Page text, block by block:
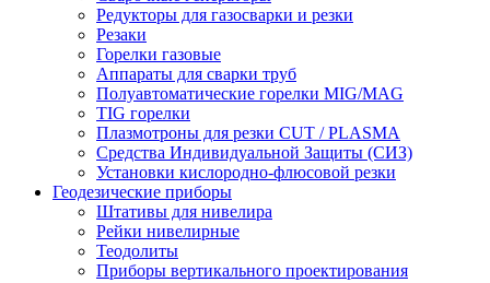
Редукторы для газосварки и резки
Резаки
Горелки газовые
Аппараты для сварки труб
Полуавтоматические горелки MIG/MAG
TIG горелки
Плазмотроны для резки CUT / PLASMA
Средства Индивидуальной Защиты (СИЗ)
Установки кислородно-флюсовой резки
Геодезические приборы
Штативы для нивелира
Рейки нивелирные
Теодолиты
Приборы вертикального проектирования